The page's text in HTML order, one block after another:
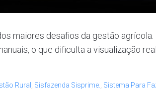
maiores desafios da gestão
o que dificulta a visualização
Rural Sisfazenda Sisprime. Sistema Para